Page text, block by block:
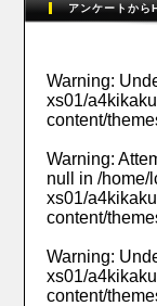
アンケートから
Warning:
xs01/
content/
Warning:
null in/home/
xs01/
content/
Warning:
xs01/
content/